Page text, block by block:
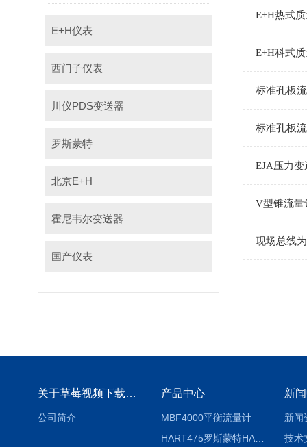
E+H仪表
西门子仪表
川仪PDS变送器
罗斯蒙特
北京E+H
霍尼韦尔变送器
国产仪表
E+H热式质
E+H科式
标准孔板
标准孔板
EJA压力
V型锥流量
现场总线
关于草莓视频下载地址
公司简介
产品中心
MBF4000平衡流量计
HART475罗斯蒙特HART475手操器
新
新闻
技术